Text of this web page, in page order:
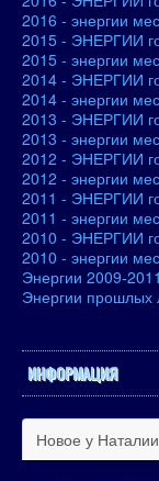
2016 - энергии
2015 - ЭНЕРГИИ
2015 - энергии
2014 - ЭНЕРГИИ
2014 - энергии
2013 - ЭНЕРГИИ
2013 - энергии
2012 - ЭНЕРГИИ
2012 - энергии
2011 - ЭНЕРГИИ
2011 - энергии
2010 - ЭНЕРГИИ
2010 - энергии
Энергии 2009-
Энергии прошлых
ИНФОРМАЦИЯ
Новое у Наталии